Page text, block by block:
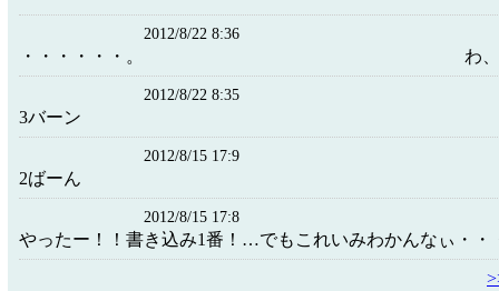
2012/8/22 8:36
・・・・・・。 わ、から
2012/8/22 8:35
3バーン
2012/8/15 17:9
2ばーん
2012/8/15 17:8
やったー！！書き込み1番！…でもこれいみわかんなぃ・・